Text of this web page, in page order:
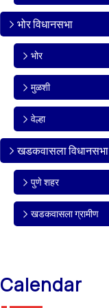
भोर विधानसभा
भोर
मुळशी
वेल्हा
खडकवासला विधानसभा
पुणे शहर
खडकवासला ग्रामीण
Calendar